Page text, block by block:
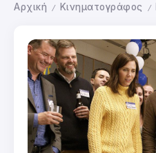
Αρχική / Κινηματογράφος /